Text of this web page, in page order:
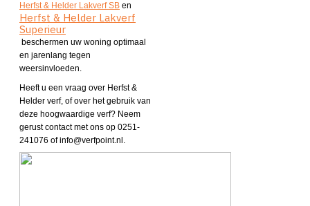
Herfst & Helder Lakverf SB en
Herfst & Helder Lakverf
Superieur
beschermen uw woning optimaal
en jarenlang tegen
weersinvloeden.
Heeft u een vraag over Herfst &
Helder verf, of over het gebruik van
deze hoogwaardige verf? Neem
gerust contact met ons op 0251-
241076 of info@verfpoint.nl.